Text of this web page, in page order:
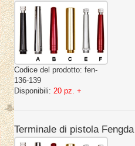
Codice del prodotto: fen-
136-139
Disponibili: 20 pz. +
Terminale di pistola